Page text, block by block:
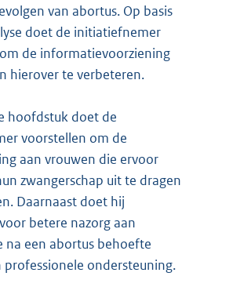
van abortus. Op basis
doet de initiatiefnemer
de informatievoorziening
hierover te verbeteren.
hoofdstuk doet de
voorstellen om de
aan vrouwen die ervoor
zwangerschap uit te dragen
Daarnaast doet hij
betere nazorg aan
na een abortus behoefte
professionele ondersteuning.